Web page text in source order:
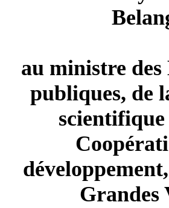
au ministre
publiques, de
scientifique
Grandes